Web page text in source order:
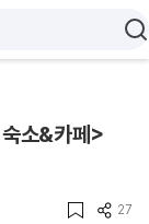
소&카페>
27